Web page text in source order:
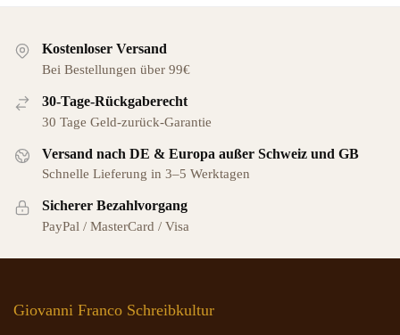
Kostenloser Versand
Bei Bestellungen über 99€
30-Tage-Rückgaberecht
30 Tage Geld-zurück-Garantie
Versand nach DE & Europa außer Schweiz und GB
Schnelle Lieferung in 3–5 Werktagen
Sicherer Bezahlvorgang
PayPal / MasterCard / Visa
Giovanni Franco Schreibkultur